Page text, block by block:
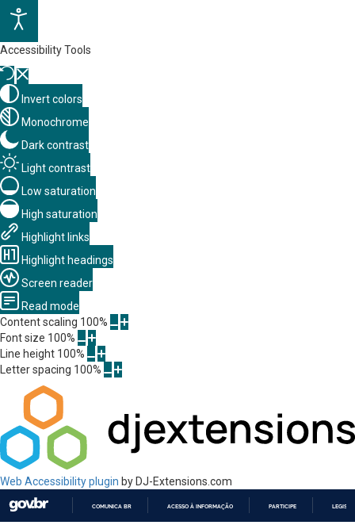
Accessibility Tools
Invert colors
Monochrome
Dark contrast
Light contrast
Low saturation
High saturation
Highlight links
Highlight headings
Screen reader
Read mode
Content scaling 100%
Font size 100%
Line height 100%
Letter spacing 100%
Web Accessibility plugin by DJ-Extensions.com
COMUNICA BR ACESSO À INFORMAÇÃO PARTICIPE